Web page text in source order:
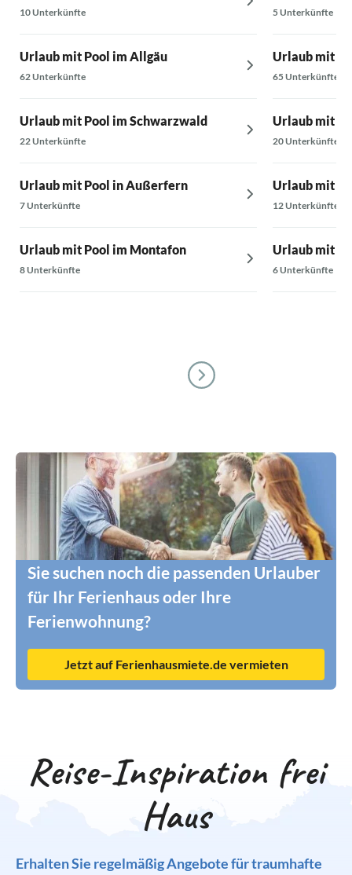
10 Unterkünfte
Urlaub mit Pool im Allgäu
62 Unterkünfte
Urlaub mit Pool im Schwarzwald
22 Unterkünfte
Urlaub mit Pool in Außerfern
7 Unterkünfte
Urlaub mit Pool im Montafon
8 Unterkünfte
5 Unterkünfte
Urlaub mit
65 Unterkünfte
Urlaub mit
20 Unterkünfte
Urlaub mit
12 Unterkünfte
Urlaub mit
6 Unterkünfte
Sie suchen noch die passenden Urlauber
für Ihr Ferienhaus oder Ihre
Ferienwohnung?
Jetzt auf Ferienhausmiete.de vermieten
Reise-Inspiration frei
Haus
Erhalten Sie regelmäßig Angebote für traumhafte